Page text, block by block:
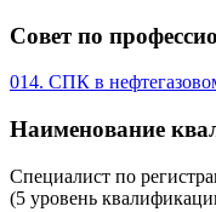
Совет по
014. СПК в
Наименование
Специалист по
(5 уровень